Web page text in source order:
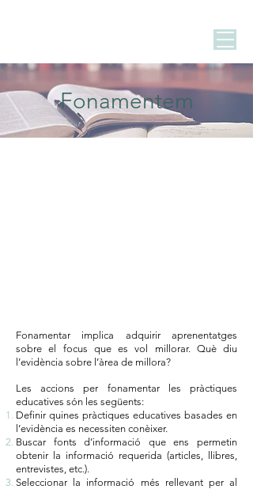
Fonamentem
Fonamentar implica adquirir aprenentatges
sobre el focus que es vol millorar. Què diu
l’evidència sobre l’àrea de millora?
Les accions per fonamentar les pràctiques
educatives són les següents:
Definir quines pràctiques educatives basades en
l’evidència es necessiten conèixer.
Buscar fonts d’informació que ens permetin
obtenir la informació requerida (articles, llibres,
entrevistes, etc.).
Seleccionar la informació més rellevant per al